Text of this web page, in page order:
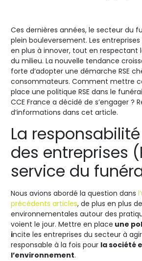
Ces dernières années, le secteur du
plein bouleversement. Les
en plus à innover, tout en respectant
du milieu. La nouvelle tendance
forte d’adopter une démarche RSE
consommateurs. Comment mettre
place une politique RSE dans le
CCE France a décidé de s’engager ?
d’informations dans cet article.
La
des entreprises
service du
Nous avions abordé la question dans
précédents articles, de plus en plus
environnementales autour des
voient le jour. Mettre en place une
incite les entreprises du secteur à
responsable à la fois pour la société
l’environnement.